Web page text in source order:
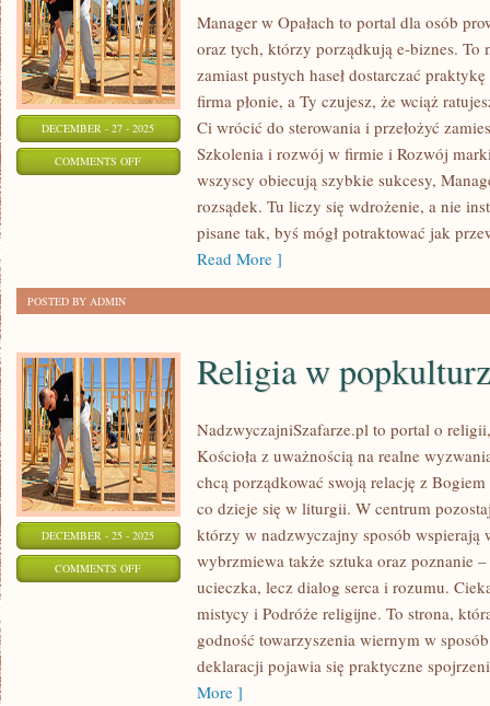
DECEMBER - 27 - 2025
COMMENTS OFFON
EFEKTYWNOŚĆ
Manager w Opałach to portal dla osób
oraz tych, którzy porządkują e-biznes. To
zamiast pustych haseł dostarczać
firma płonie, a Ty czujesz, że wciąż
Ci wrócić do sterowania i przełożyć
Szkolenia i rozwój w firmie i Rozwój
wszyscy obiecują szybkie sukcesy,
rozsądek. Tu liczy się wdrożenie, a nie
pisane tak, byś mógł potraktować jak
Read More ]
POSTED BY ADMIN
DECEMBER - 25 - 2025
COMMENTS OFFON
POPKULTURZE
Religia w
NadzwyczajniSzafarze.pl to portal o
Kościoła z uważnością na realne
chcą porządkować swoją relację z
co dzieje się w liturgii. W centrum
którzy w nadzwyczajny sposób wspierają
wybrzmiewa także sztuka oraz poznanie
ucieczka, lecz dialog serca i rozumu.
mistycy i Podróże religijne. To strona,
godność towarzyszenia wiernym w
deklaracji pojawia się praktyczne
More ]